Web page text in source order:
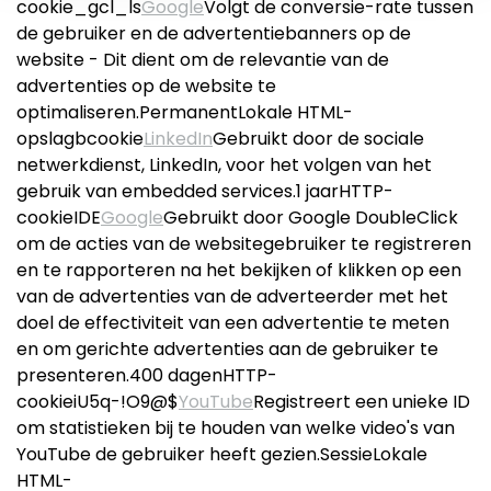
cookie_gcl_lsGoogleVolgt de conversie-rate tussen
de gebruiker en de advertentiebanners op de
website - Dit dient om de relevantie van de
advertenties op de website te
optimaliseren.PermanentLokale HTML-
opslagbcookieLinkedInGebruikt door de sociale
netwerkdienst, LinkedIn, voor het volgen van het
gebruik van embedded services.1 jaarHTTP-
cookieIDEGoogleGebruikt door Google DoubleClick
om de acties van de websitegebruiker te registreren
en te rapporteren na het bekijken of klikken op een
van de advertenties van de adverteerder met het
doel de effectiviteit van een advertentie te meten
en om gerichte advertenties aan de gebruiker te
presenteren.400 dagenHTTP-
cookieiU5q-!O9@$YouTubeRegistreert een unieke ID
om statistieken bij te houden van welke video's van
YouTube de gebruiker heeft gezien.SessieLokale
HTML-